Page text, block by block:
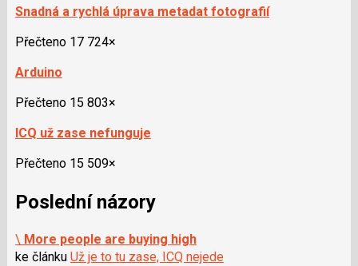
Snadná a rychlá úprava metadat fotografií
Přečteno 17 724×
Arduino
Přečteno 15 803×
ICQ už zase nefunguje
Přečteno 15 509×
Poslední názory
\ More people are buying high
ke článku Už je to tu zase, ICQ nejede